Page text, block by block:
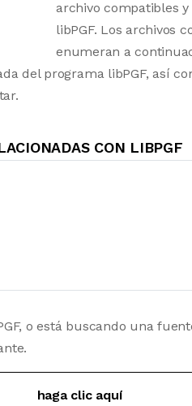
archivo compatibles
libPGF. Los archivos
enumeran a
del programa libPGF, así
CON LIBPGF
o está buscando una
haga clic aquí